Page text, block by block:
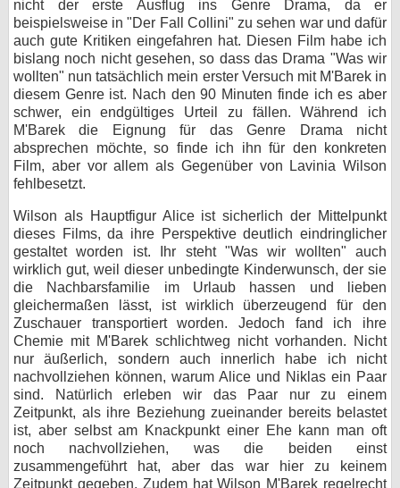
nicht der erste Ausflug ins Genre Drama, da er
beispielsweise in "Der Fall Collini" zu sehen war und dafür
auch gute Kritiken eingefahren hat. Diesen Film habe ich
bislang noch nicht gesehen, so dass das Drama "Was wir
wollten" nun tatsächlich mein erster Versuch mit M'Barek in
diesem Genre ist. Nach den 90 Minuten finde ich es aber
schwer, ein endgültiges Urteil zu fällen. Während ich
M'Barek die Eignung für das Genre Drama nicht
absprechen möchte, so finde ich ihn für den konkreten
Film, aber vor allem als Gegenüber von Lavinia Wilson
fehlbesetzt.
Wilson als Hauptfigur Alice ist sicherlich der Mittelpunkt
dieses Films, da ihre Perspektive deutlich eindringlicher
gestaltet worden ist. Ihr steht "Was wir wollten" auch
wirklich gut, weil dieser unbedingte Kinderwunsch, der sie
die Nachbarsfamilie im Urlaub hassen und lieben
gleichermaßen lässt, ist wirklich überzeugend für den
Zuschauer transportiert worden. Jedoch fand ich ihre
Chemie mit M'Barek schlichtweg nicht vorhanden. Nicht
nur äußerlich, sondern auch innerlich habe ich nicht
nachvollziehen können, warum Alice und Niklas ein Paar
sind. Natürlich erleben wir das Paar nur zu einem
Zeitpunkt, als ihre Beziehung zueinander bereits belastet
ist, aber selbst am Knackpunkt einer Ehe kann man oft
noch nachvollziehen, was die beiden einst
zusammengeführt hat, aber das war hier zu keinem
Zeitpunkt gegeben. Zudem hat Wilson M'Barek regelrecht
myFanbase